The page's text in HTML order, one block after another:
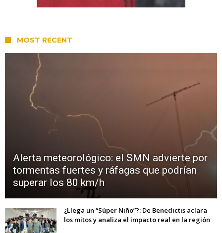
MOST RECENT
Alerta meteorológico: el SMN advierte por
tormentas fuertes y ráfagas que podrían
superar los 80 km/h
¿Llega un “Súper Niño”?: De Benedictis aclara
los mitos y analiza el impacto real en la región